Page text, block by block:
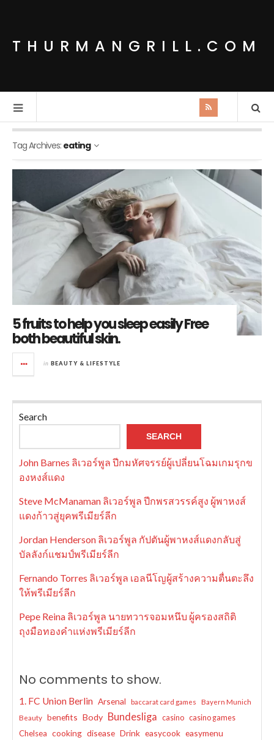
THURMANGRILL.COM
Tag Archives: eating
5 fruits to help you sleep easily Free
both beautiful skin.
in BEAUTY & LIFESTYLE
Search
SEARCH
John Barnes ลิเวอร์พูล ปีกมหัศจรรย์ผู้เปลี่ยนโฉมเกมรุกข
องหงส์แดง
Steve McManaman ลิเวอร์พูล ปีกพรสวรรค์สูง ผู้พาหงส์
แดงก้าวสู่ยุคพรีเมียร์ลีก
Jordan Henderson ลิเวอร์พูล กัปตันผู้พาหงส์แดงกลับสู่
บัลลังก์แชมป์พรีเมียร์ลีก
Fernando Torres ลิเวอร์พูล เอลนีโญผู้สร้างความตื่นตะลึง
ให้พรีเมียร์ลีก
Pepe Reina ลิเวอร์พูล นายทวารจอมหนึบ ผู้ครองสถิติ
ถุงมือทองคำแห่งพรีเมียร์ลีก
No comments to show.
1. FC Union Berlin Arsenal baccarat card games
Bayern Munich
Beauty
benefits Body Bundesliga casino casino games
Chelsea cooking disease Drink easycook easymenu